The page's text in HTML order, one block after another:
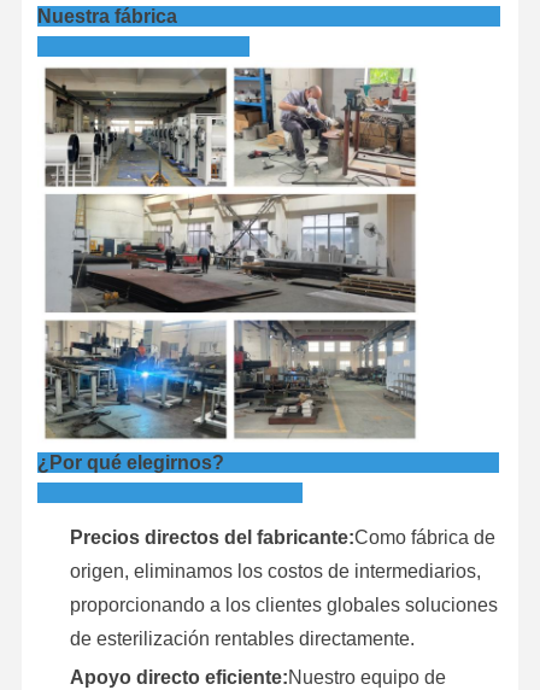
Nuestra fábrica
¿Por qué elegirnos?
Precios directos del fabricante:Como fábrica de
origen, eliminamos los costos de intermediarios,
proporcionando a los clientes globales soluciones
de esterilización rentables directamente.
Apoyo directo eficiente:Nuestro equipo de